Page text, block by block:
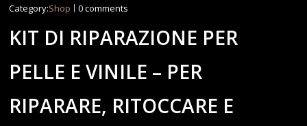
Category:Shop 0 comments
KIT DI RIPARAZIONE PER
PELLE E VINILE – PER
RIPARARE, RITOCCARE E